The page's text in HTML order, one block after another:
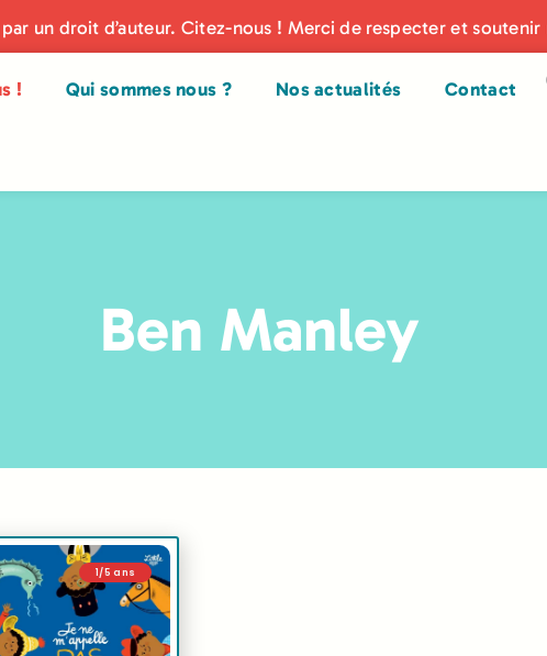
un droit d’auteur. Citez-nous ! Merci de respecter et
! Qui sommes nous ? Nos actualités Contact
Ben Manley
1/5 ans